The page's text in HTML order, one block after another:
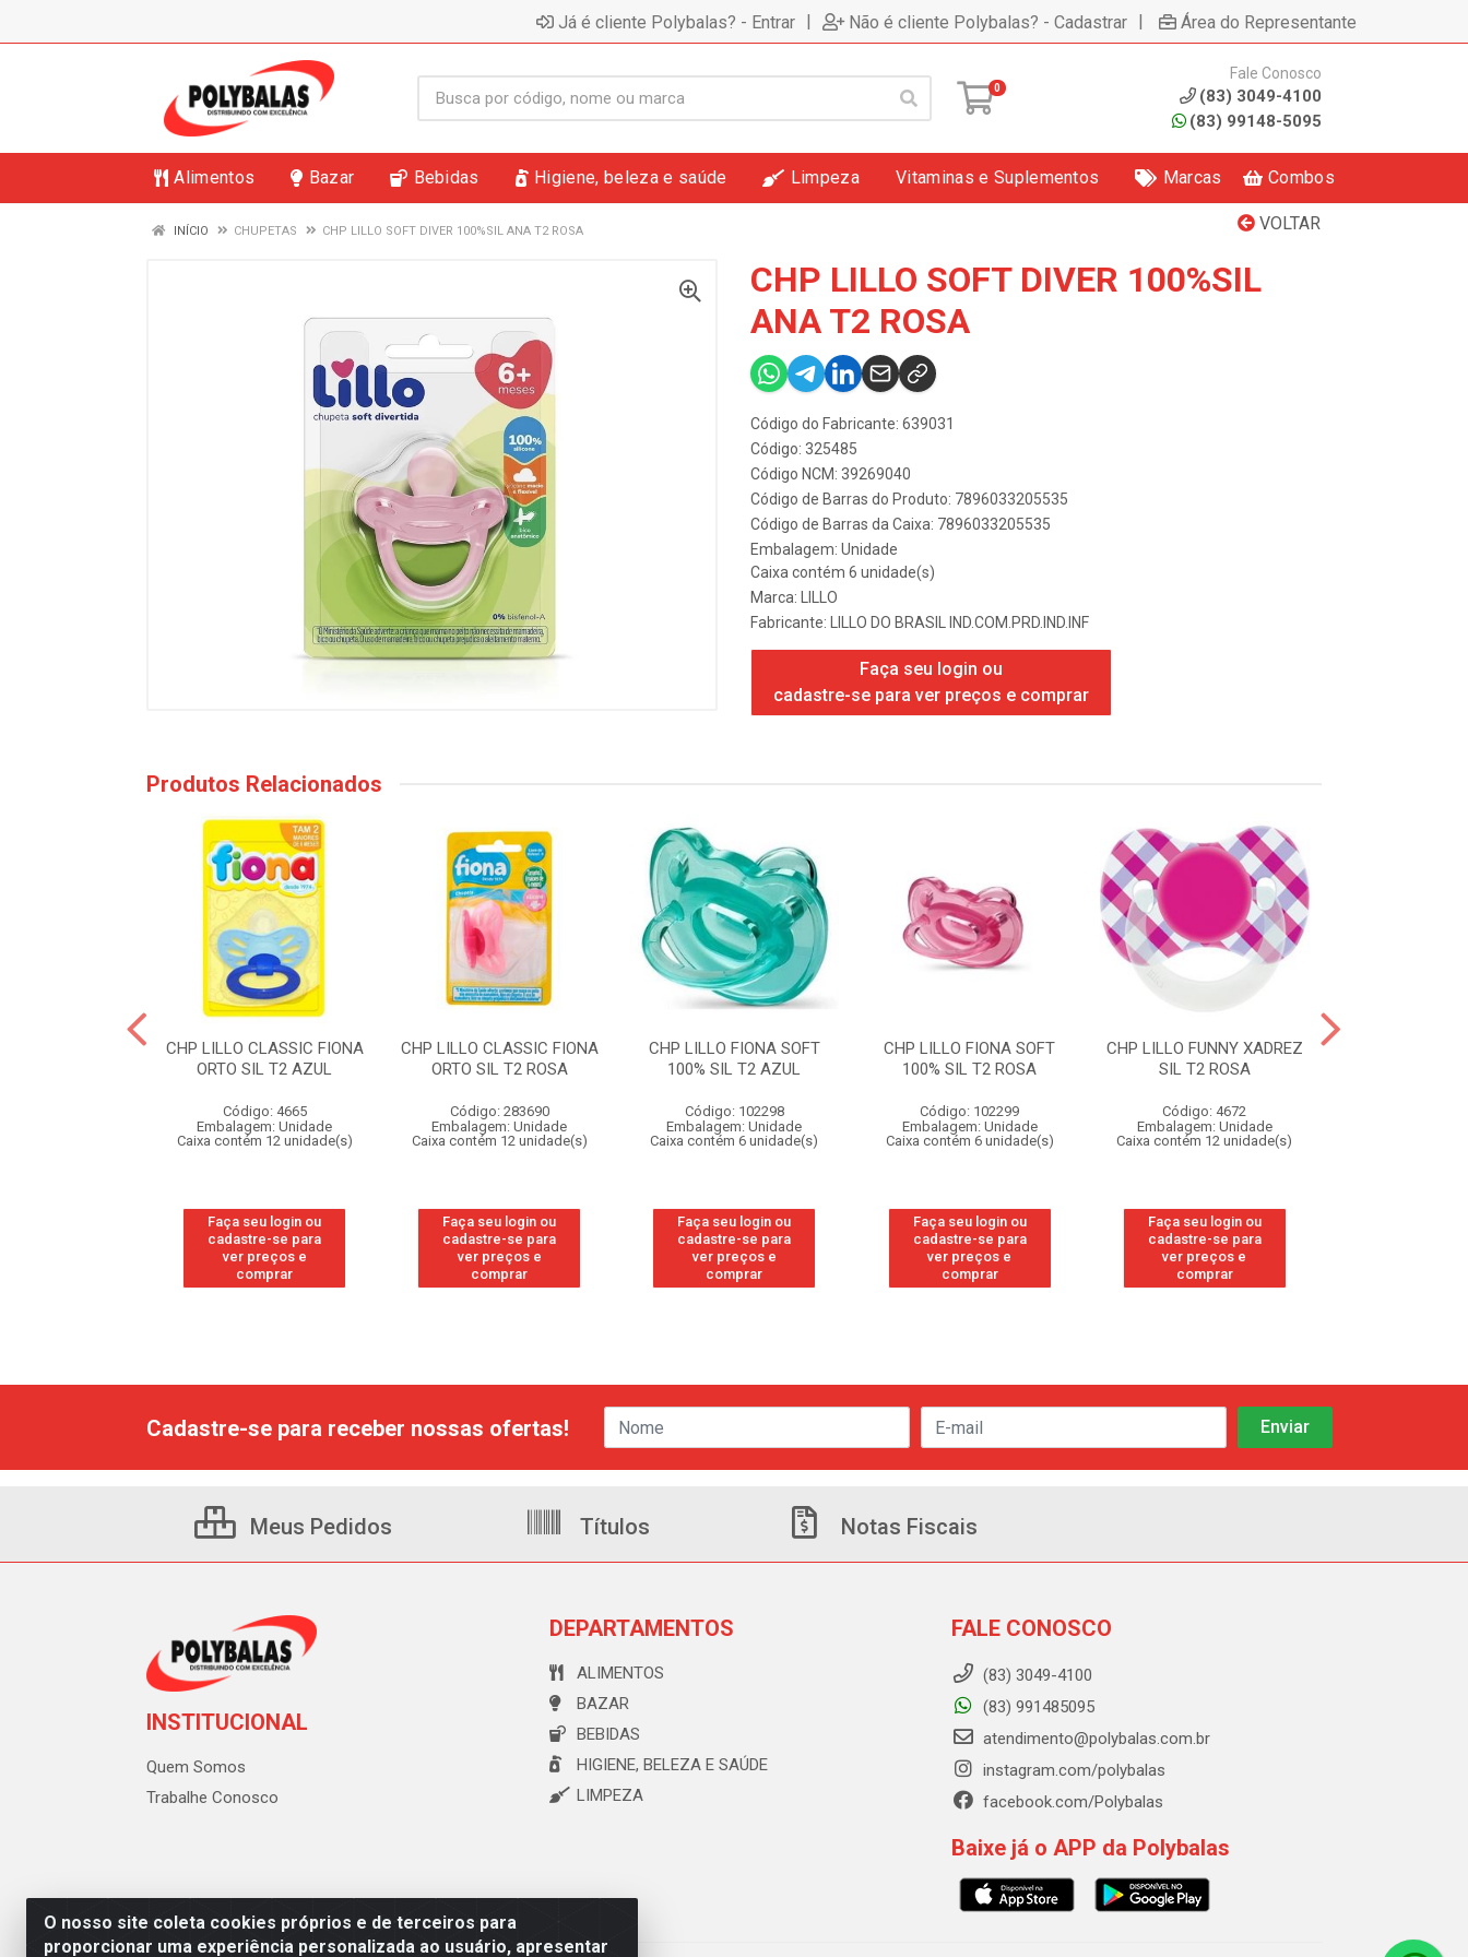
Já é cliente Polybalas? - Entrar | Não é cliente Polybalas? - Cadastrar | Área do Representante
0
Fale Conosco
(83) 3049-4100
(83) 99148-5095
Alimentos Bazar Bebidas Higiene, beleza e saúde Limpeza Vitaminas e Suplementos Marcas Combos
VOLTAR
INÍCIO CHUPETAS CHP LILLO SOFT DIVER 100%SIL ANA T2 ROSA
CHP LILLO SOFT DIVER 100%SIL
ANA T2 ROSA
Código do Fabricante: 639031
Código: 325485
Código NCM: 39269040
Código de Barras do Produto: 7896033205535
Código de Barras da Caixa: 7896033205535
Embalagem: Unidade
Caixa contém 6 unidade(s)
Marca:
LILLO
Fabricante:
LILLO DO BRASIL IND.COM.PRD.IND.INF
Faça seu login ou
cadastre-se para ver preços e comprar
Produtos Relacionados
CHP LILLO CLASSIC FIONA
ORTO SIL T2 AZUL
Código: 4665
Embalagem: Unidade
Caixa contém 12 unidade(s)
Faça seu login ou
cadastre-se para
ver preços e
comprar
CHP LILLO CLASSIC FIONA
ORTO SIL T2 ROSA
Código: 283690
Embalagem: Unidade
Caixa contém 12 unidade(s)
Faça seu login ou
cadastre-se para
ver preços e
comprar
CHP LILLO FIONA SOFT
100% SIL T2 AZUL
Código: 102298
Embalagem: Unidade
Caixa contém 6 unidade(s)
Faça seu login ou
cadastre-se para
ver preços e
comprar
CHP LILLO FIONA SOFT
100% SIL T2 ROSA
Código: 102299
Embalagem: Unidade
Caixa contém 6 unidade(s)
Faça seu login ou
cadastre-se para
ver preços e
comprar
CHP LILLO FUNNY XADREZ
SIL T2 ROSA
Código: 4672
Embalagem: Unidade
Caixa contém 12 unidade(s)
Faça seu login ou
cadastre-se para
ver preços e
comprar
O nosso site coleta cookies próprios e de terceiros para
proporcionar uma experiência personalizada ao usuário, apresentar
Cadastre-se para receber nossas ofertas!
Meus Pedidos Títulos Notas Fiscais
INSTITUCIONAL
Quem Somos
Trabalhe Conosco
DEPARTAMENTOS
ALIMENTOS
BAZAR
BEBIDAS
HIGIENE, BELEZA E SAÚDE
LIMPEZA
FALE CONOSCO
(83) 3049-4100
(83) 991485095
atendimento@polybalas.com.br
instagram.com/polybalas
facebook.com/Polybalas
Baixe já o APP da Polybalas